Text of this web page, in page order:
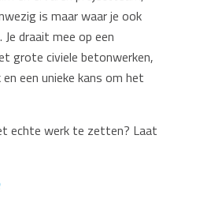
is maar waar je ook
draait mee op een
grote civiele betonwerken,
een unieke kans om het
echte werk te zetten? Laat